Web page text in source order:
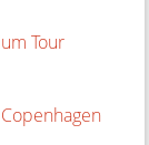
Tour